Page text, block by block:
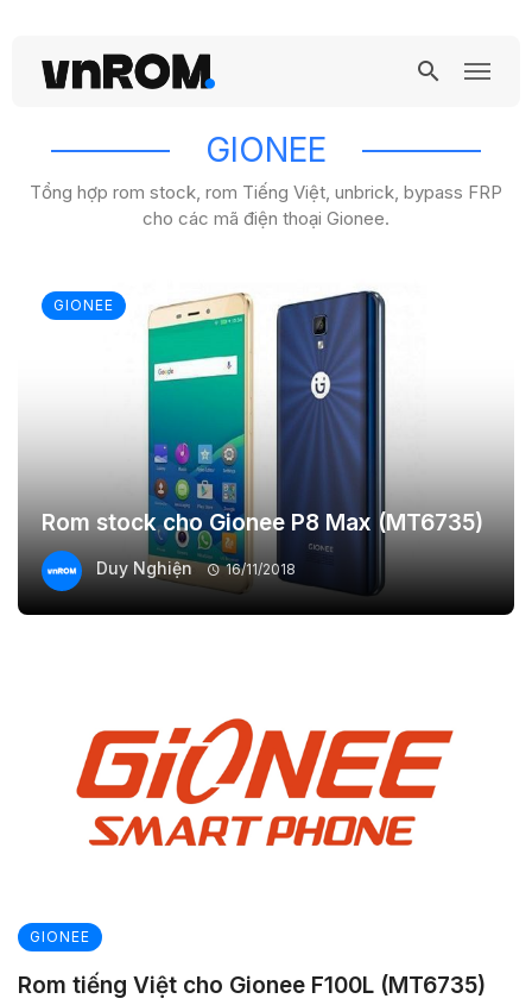
GIONEE
Tổng hợp rom stock, rom Tiếng Việt, unbrick, bypass FRP
cho các mã điện thoại Gionee.
Rom stock cho Gionee P8 Max (MT6735)
Duy Nghiện 16/11/2018
GIONEE
GIONEE
Rom tiếng Việt cho Gionee F100L (MT6735)